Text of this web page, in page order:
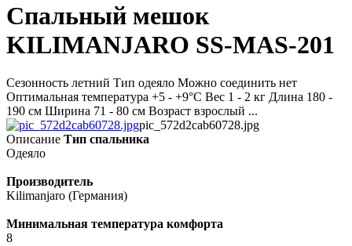
Спальный мешок
KILIMANJARO SS-MAS-201
Сезонность летний Тип одеяло Можно соединить нет
Оптимальная температура +5 - +9°C Вес 1 - 2 кг Длина 180 -
190 см Ширина 71 - 80 см Возраст взрослый ...
pic_572d2cab60728.jpg
Описание Тип спальника
Одеяло
Производитель
Kilimanjaro (Германия)
Минимальная температура комфорта
8